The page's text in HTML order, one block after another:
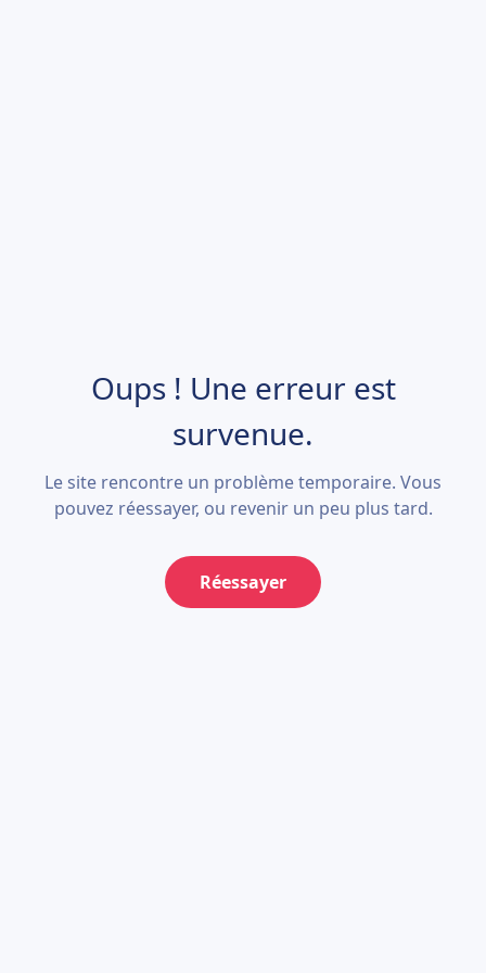
Oups ! Une erreur est
survenue.
Le site rencontre un problème temporaire. Vous
pouvez réessayer, ou revenir un peu plus tard.
Réessayer